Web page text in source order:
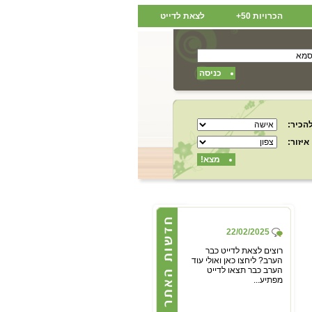
הכרויות 50+ לצאת לדייט
כניסה
איזור:
מצא!
הערב? ליחצו כאן ואולי עוד
הערב כבר תצאו לדייט
מפתיע...